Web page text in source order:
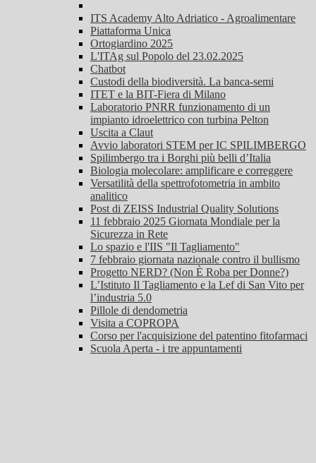
ITS Academy Alto Adriatico - Agroalimentare
Piattaforma Unica
Ortogiardino 2025
L'ITAg sul Popolo del 23.02.2025
Chatbot
Custodi della biodiversità. La banca-semi
ITET e la BIT-Fiera di Milano
Laboratorio PNRR funzionamento di un
impianto idroelettrico con turbina Pelton
Uscita a Claut
Avvio laboratori STEM per IC SPILIMBERGO
Spilimbergo tra i Borghi più belli d’Italia
Biologia molecolare: amplificare e correggere
Versatilità della spettrofotometria in ambito
analitico
Post di ZEISS Industrial Quality Solutions
11 febbraio 2025 Giornata Mondiale per la
Sicurezza in Rete
Lo spazio e l'IIS "Il Tagliamento"
7 febbraio giornata nazionale contro il bullismo
Progetto NERD? (Non È Roba per Donne?)
L’Istituto Il Tagliamento e la Lef di San Vito per
l’industria 5.0
Pillole di dendometria
Visita a COPROPA
Corso per l'acquisizione del patentino fitofarmaci
Scuola Aperta - i tre appuntamenti